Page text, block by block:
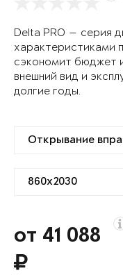
Delta PRO — серия
характеристиками
сэкономит бюджет
внешний вид и
долгие годы.
от 41 088